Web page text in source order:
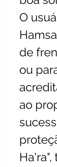
O
de
ou
ao